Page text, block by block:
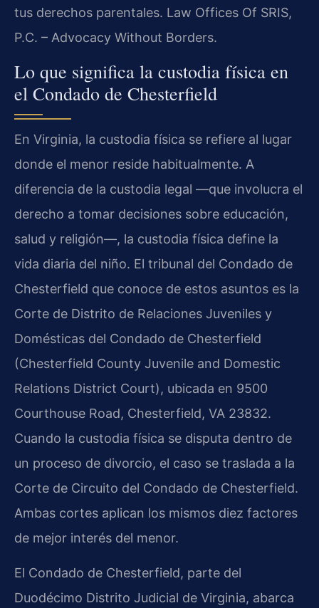
tus derechos parentales. Law Offices Of SRIS,
P.C. – Advocacy Without Borders.
Lo que significa la custodia física en
el Condado de Chesterfield
En Virginia, la custodia física se refiere al lugar
donde el menor reside habitualmente. A
diferencia de la custodia legal —que involucra el
derecho a tomar decisiones sobre educación,
salud y religión—, la custodia física define la
vida diaria del niño. El tribunal del Condado de
Chesterfield que conoce de estos asuntos es la
Corte de Distrito de Relaciones Juveniles y
Domésticas del Condado de Chesterfield
(Chesterfield County Juvenile and Domestic
Relations District Court), ubicada en 9500
Courthouse Road, Chesterfield, VA 23832.
Cuando la custodia física se disputa dentro de
un proceso de divorcio, el caso se traslada a la
Corte de Circuito del Condado de Chesterfield.
Ambas cortes aplican los mismos diez factores
de mejor interés del menor.
El Condado de Chesterfield, parte del
Duodécimo Distrito Judicial de Virginia, abarca